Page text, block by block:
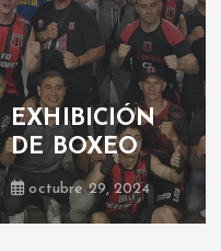
EXHIBICIÓN
DE BOXEO
octubre 29, 2024